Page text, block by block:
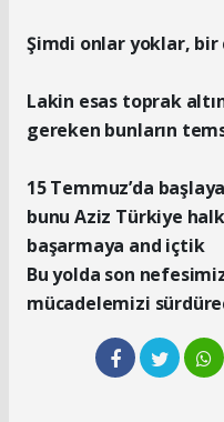
Şimdi onlar yoklar, bir
Lakin esas toprak
gereken bunların
15 Temmuz’da
bunu Aziz Türkiye
başarmaya and içtik
Bu yolda son
mücadelemizi